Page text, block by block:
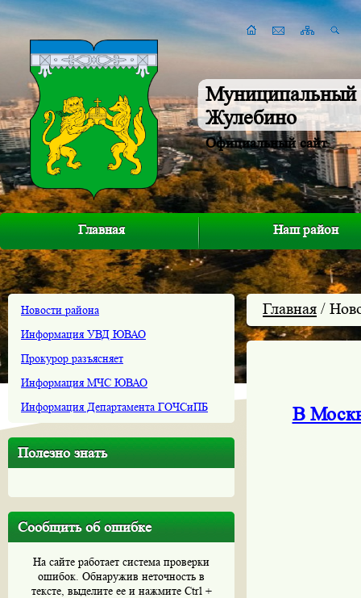
Муниципальный
Жулебино
Официальный сайт
Главная Наш район
Новости района
Информация УВД ЮВАО
Прокурор разъясняет
Информация МЧС ЮВАО
Информация Департамента ГОЧСиПБ
Полезно знать
Сообщить об ошибке
На сайте работает система проверки
ошибок. Обнаружив неточность в
тексте, выделите ее и нажмите Ctrl +
Главная /
В